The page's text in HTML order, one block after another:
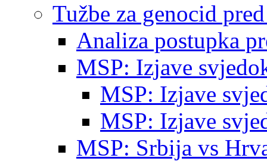
Tužbe za genocid
Analiza postupka
MSP: Izjave
MSP: Izjave
MSP: Izjave
MSP: Srbija vs